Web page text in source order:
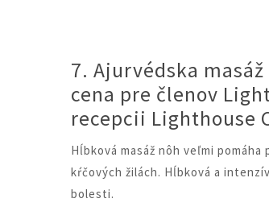
7. Ajurvédska
cena pre členov
recepcii Lighthouse
Hĺbková masáž nôh veľmi
kŕčových žilách. Hĺbková a
bolesti.